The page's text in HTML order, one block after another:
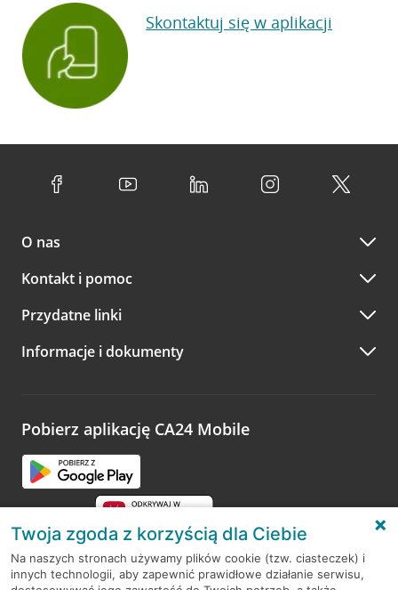
Skontaktuj się w aplikacji
O nas
Kontakt i pomoc
Przydatne linki
Informacje i dokumenty
Pobierz aplikację CA24 Mobile
RODO
Twoja zgoda z korzyścią dla Ciebie
Na naszych stronach używamy plików cookie (tzw. ciasteczek) i
innych technologii, aby zapewnić prawidłowe działanie serwisu,